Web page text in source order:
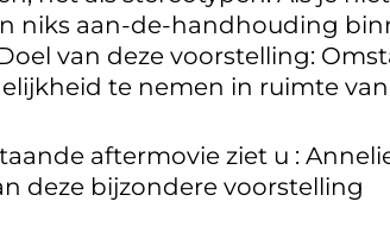
niks aan-de-handhouding
van deze voorstelling:
te nemen in ruimte
aftermovie ziet u :
deze bijzondere voorstelling